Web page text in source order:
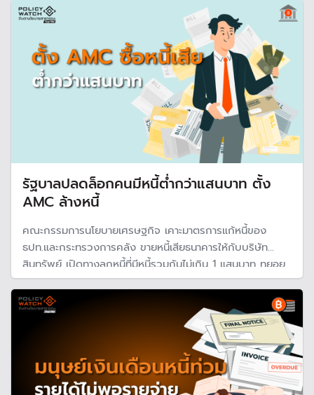
รัฐบาลปลดล็อกคนมีหนี้ต่ำกว่าแสนบาท ตั้ง
AMC ล้างหนี้
คณะกรรมการนโยบายเศรษฐกิจ เคาะมาตรการแก้หนี้ของ
ธปท.และกระทรวงการคลัง ขายหนี้เสียธนาคารให้กับบริษัท
สินทรัพย์ เปิดทางลูกหนี้ที่มีหนี้รวมกันไม่เกิน 1 แสนบาท ทยอย
ปิดจบหนี้ โดยยกเว้นดอกเบี้ย ค่าปรับ ค่าธรรมเนียม ลดเงินต้น
จูงใจด้วยสิทธิพิเศษล้างเครดิตบูโรทันที พร้อมให้สินเชื่อใหม่ไป
ตั้งตัวผ่าน ธ.ออมสิน